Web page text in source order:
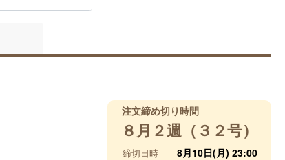
注文締め切り時間
８月２週（３２号）
締切日時 8月10日(月) 23:00